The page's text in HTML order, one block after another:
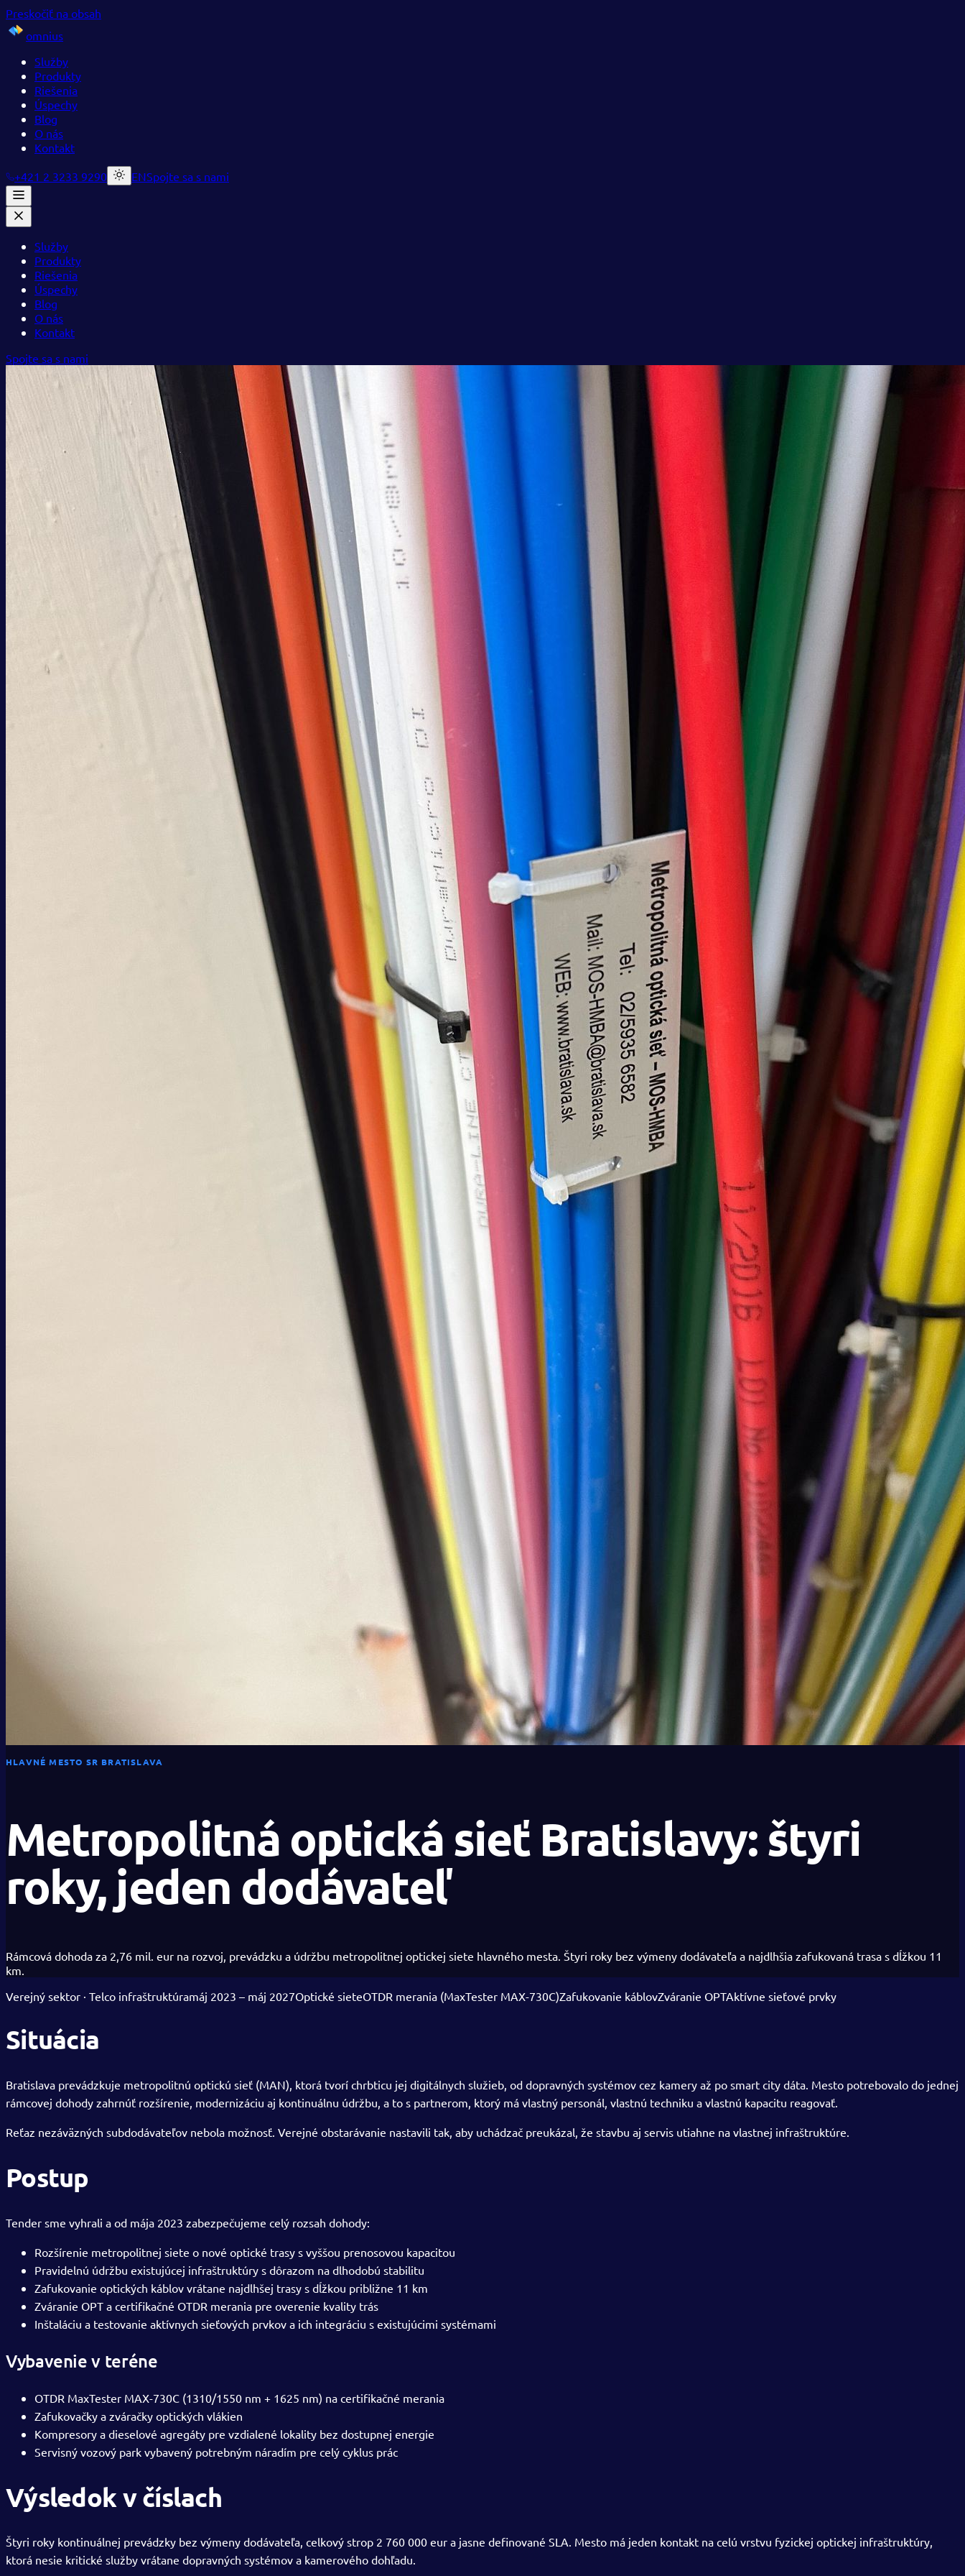
Preskočiť na obsah
omnius
Služby
Produkty
Riešenia
Úspechy
Blog
O nás
Kontakt
+421 2 3233 9290
ENSpojte sa s nami
Služby
Produkty
Riešenia
Úspechy
Blog
O nás
Kontakt
Spojte sa s nami
HLAVNÉ MESTO SR BRATISLAVA
Metropolitná optická sieť Bratislavy: štyri
roky, jeden dodávateľ
Rámcová dohoda za 2,76 mil. eur na rozvoj, prevádzku a údržbu metropolitnej optickej siete hlavného mesta. Štyri roky bez výmeny dodávateľa a najdlhšia zafukovaná trasa s dĺžkou 11
km.
Verejný sektor · Telco infraštruktúramáj 2023 – máj 2027Optické sieteOTDR merania (MaxTester MAX-730C)Zafukovanie káblovZváranie OPTAktívne sieťové prvky
Situácia
Bratislava prevádzkuje metropolitnú optickú sieť (MAN), ktorá tvorí chrbticu jej digitálnych služieb, od dopravných systémov cez kamery až po smart city dáta. Mesto potrebovalo do jednej
rámcovej dohody zahrnúť rozšírenie, modernizáciu aj kontinuálnu údržbu, a to s partnerom, ktorý má vlastný personál, vlastnú techniku a vlastnú kapacitu reagovať.
Reťaz nezáväzných subdodávateľov nebola možnosť. Verejné obstarávanie nastavili tak, aby uchádzač preukázal, že stavbu aj servis utiahne na vlastnej infraštruktúre.
Postup
Tender sme vyhrali a od mája 2023 zabezpečujeme celý rozsah dohody:
Rozšírenie metropolitnej siete o nové optické trasy s vyššou prenosovou kapacitou
Pravidelnú údržbu existujúcej infraštruktúry s dôrazom na dlhodobú stabilitu
Zafukovanie optických káblov vrátane najdlhšej trasy s dĺžkou približne 11 km
Zváranie OPT a certifikačné OTDR merania pre overenie kvality trás
Inštaláciu a testovanie aktívnych sieťových prvkov a ich integráciu s existujúcimi systémami
Vybavenie v teréne
OTDR MaxTester MAX-730C (1310/1550 nm + 1625 nm) na certifikačné merania
Zafukovačky a zváračky optických vlákien
Kompresory a dieselové agregáty pre vzdialené lokality bez dostupnej energie
Servisný vozový park vybavený potrebným náradím pre celý cyklus prác
Výsledok v číslach
Štyri roky kontinuálnej prevádzky bez výmeny dodávateľa, celkový strop 2 760 000 eur a jasne definované SLA. Mesto má jeden kontakt na celú vrstvu fyzickej optickej infraštruktúry,
ktorá nesie kritické služby vrátane dopravných systémov a kamerového dohľadu.